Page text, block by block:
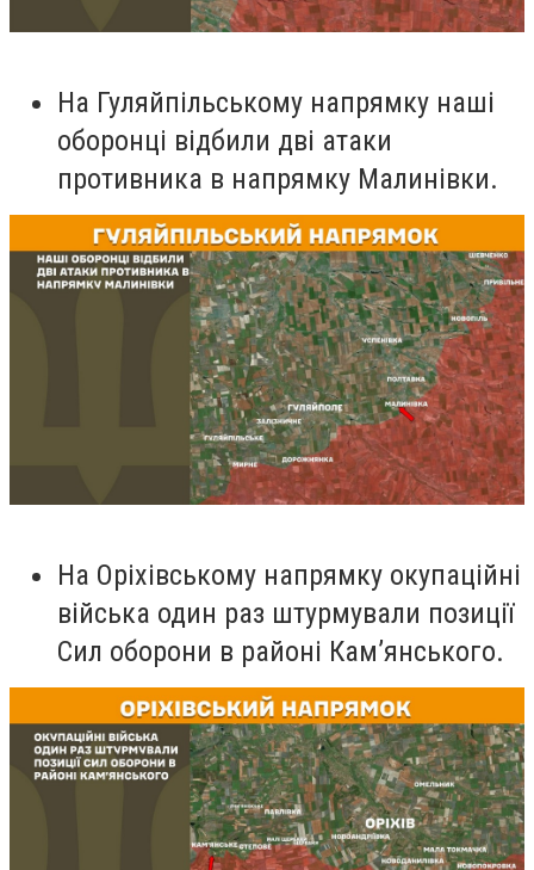
На Гуляйпільському напрямку наші
оборонці відбили дві атаки
противника в напрямку Малинівки.
На Оріхівському напрямку окупаційні
війська один раз штурмували позиції
Сил оборони в районі Кам’янського.